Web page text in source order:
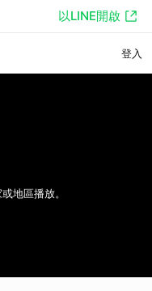
以LINE開啟
登入
地區播放。